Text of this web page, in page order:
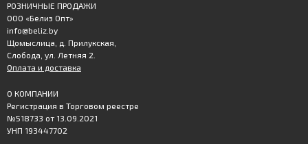
РОЗНИЧНЫЕ ПРОДАЖИ
ООО «Белиз Опт»
info@beliz.by
Щомыслица, д. Прилукская,
Слобода, ул. Летняя 2.
Оплата и доставка
О КОМПАНИИ
Регистрация в Торговом реестре
№518733 от 13.09.2021
УНП 193447702